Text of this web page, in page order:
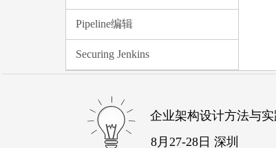
Pipeline编辑
Securing Jenkins